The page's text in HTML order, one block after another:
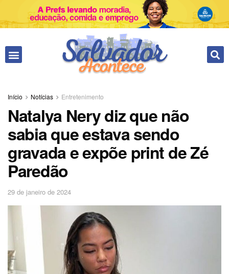
Início Notícias Entretenimento
Natalya Nery diz que não
sabia que estava sendo
gravada e expõe print de Zé
Paredão
29 de janeiro de 2024